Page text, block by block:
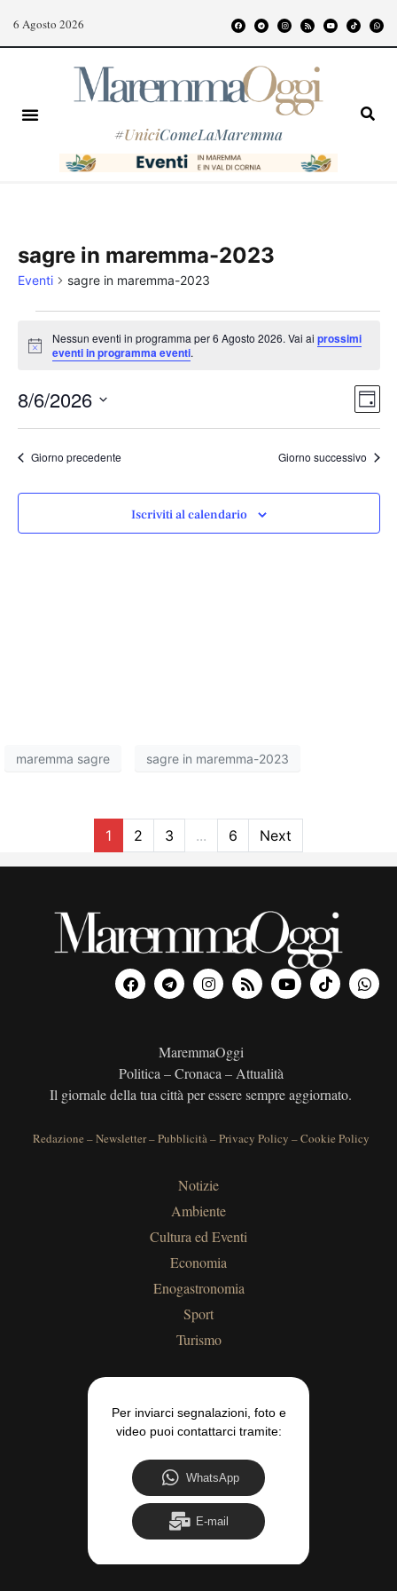
6 Agosto 2026
#UniciComeLaMaremma
sagre in maremma-2023
Eventi sagre in maremma-2023
Notice
Nessun eventi in programma per 6 Agosto 2026. Vai ai prossimi
eventi in programma eventi.
8/6/2026
Seleziona
data.
Giorno precedente Giorno successivo
Iscriviti al calendario
maremma sagre sagre in maremma-2023
1 2 3 ... 6 Next
MaremmaOggi
Politica – Cronaca – Attualità
Il giornale della tua città per essere sempre aggiornato.
Redazione –Newsletter–Pubblicità–Privacy Policy –Cookie Policy
Notizie
Ambiente
Cultura ed Eventi
Economia
Enogastronomia
Sport
Turismo
Per inviarci segnalazioni, foto e
video puoi contattarci tramite:
WhatsApp
E-mail